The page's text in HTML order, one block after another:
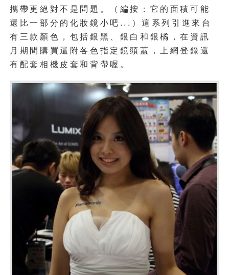
攜帶更絕對不是問題。（編按：它的面積可能
還比一部分的化妝鏡小吧...）這系列引進來台
有三款顏色，包括銀黑、銀白和銀橘，在資訊
月期間購買還附各色指定鏡頭蓋，上網登錄還
有配套相機皮套和背帶喔。